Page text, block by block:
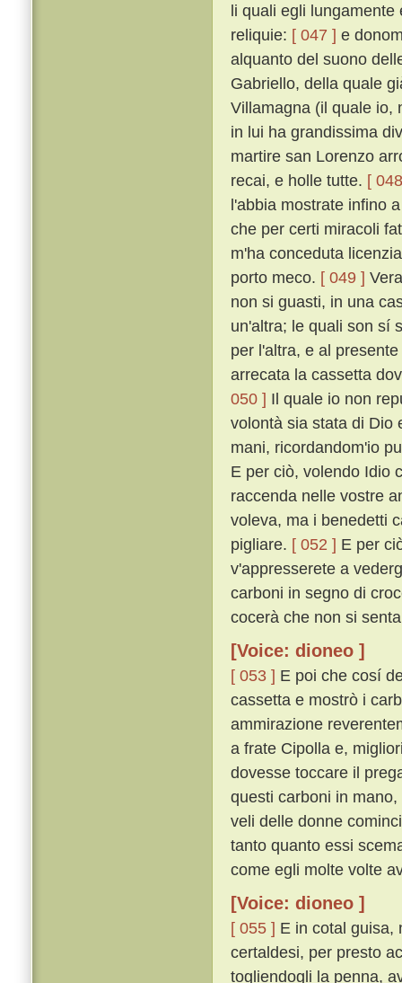
li quali egli
reliquie: [ 047 ] e
alquanto del suono
Gabriello, della quale
Villamagna (il quale io,
in lui ha grandissima
martire san Lorenzo
recai, e holle tutte. [
l'abbia mostrate infino
che per certi miracoli
m'ha conceduta
porto meco. [ 049 ]
non si guasti, in una
un'altra; le quali son sí
per l'altra, e al
arrecata la cassetta
050 ] Il quale io non
volontà sia stata di Dio
mani, ricordandom'io
E per ciò, volendo Idio
raccenda nelle vostre
voleva, ma i benedetti
pigliare. [ 052 ] E per
v'appresserete a
carboni in segno di
cocerà che non si
[Voice: dioneo ]
[ 053 ] E poi che cosí
cassetta e mostrò i
ammirazione
a frate Cipolla e,
dovesse toccare il
questi carboni in
veli delle donne
tanto quanto essi
come egli molte volte
[Voice: dioneo ]
[ 055 ] E in cotal guisa,
certaldesi, per presto
togliendogli la penna,